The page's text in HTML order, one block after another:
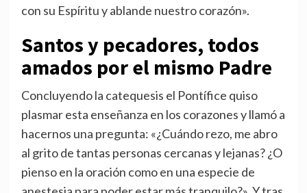
con su Espíritu y ablande nuestro corazón».
Santos y pecadores, todos
amados por el mismo Padre
Concluyendo la catequesis el Pontífice quiso
plasmar esta enseñanza en los corazones y llamó a
hacernos una pregunta: «¿Cuándo rezo, me abro
al grito de tantas personas cercanas y lejanas? ¿O
pienso en la oración como en una especie de